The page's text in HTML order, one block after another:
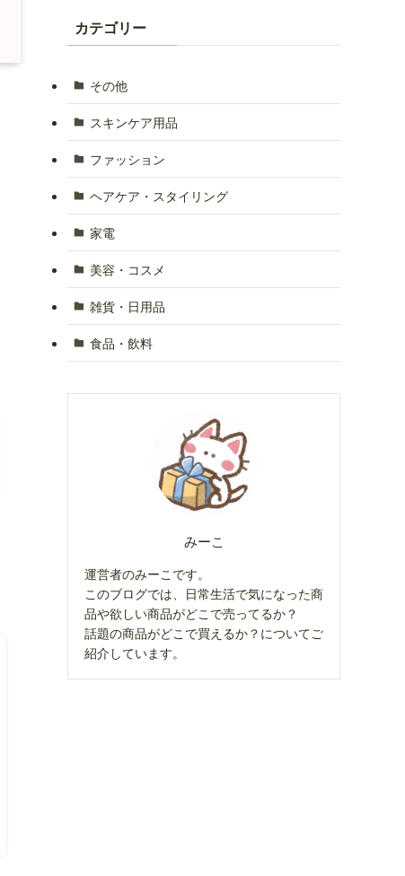
ブカテゴリー
その他
スキンケア用品
ファッション
ヘアケア・スタイリング
家電
美容・コスメ
雑貨・日用品
食品・飲料
みーこ
運営者のみーこです。
このブログでは、日常生活で気になった商
品や欲しい商品がどこで売ってるか？
話題の商品がどこで買えるか？についてご
紹介しています。